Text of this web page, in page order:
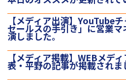
【メディア出演】YouTube
セールスの手引き」に営業
演しました。
【メディア掲載】WEBメデ
表・平野の記事が掲載されま